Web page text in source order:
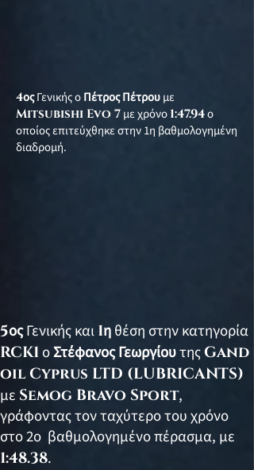
4οςΓενικής οΠέτρος Πέτρουμε
Mitsubishi Evo 7με χρόνο1:47.94ο
οποίος επιτεύχθηκε στην 1η βαθμολογημένη
διαδρομή.
5οςΓενικής και1ηθέση στην κατηγορία
RCK1οΣτέφανος ΓεωργίουτηςGand
oil Cyprus LTD (LUBRICANTS)
με Semog Bravo Sport,
γράφοντας τον ταχύτερο του χρόνο
στο 2ο βαθμολογημένο πέρασμα, με
1:48.38.